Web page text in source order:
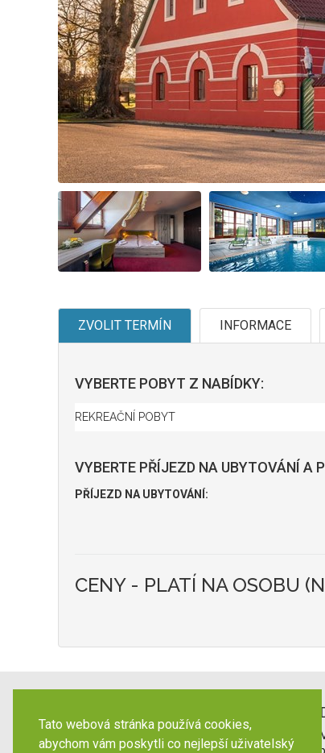
Tato webová stránka používá cookies,
abychom vám poskytli co nejlepší uživatelský
ZVOLIT TERMÍN INFORMACE
VYBERTE POBYT Z NABÍDKY:
VYBERTE PŘÍJEZD NA UBYTOVÁNÍ A
PŘÍJEZD NA UBYTOVÁNÍ:
CENY - PLATÍ NA OSOBU